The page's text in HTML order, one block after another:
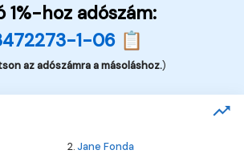
1%-hoz adószám:
1-06 📋
az adószámra a másoláshoz.)
2.Jane Fonda